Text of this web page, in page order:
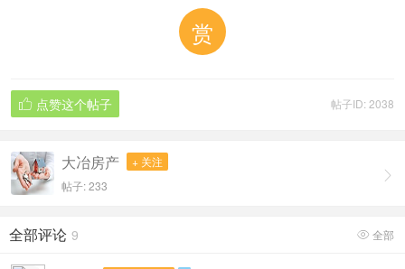
赏
帖子ID: 2038
 点赞这个帖子

大冶房产
+ 关注
帖子: 233
 全部
全部评论 9